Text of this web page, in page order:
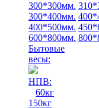
300*300мм.
300*400мм.
400*500мм.
600*800мм.
Бытовые
весы:
НПВ:
60кг
150кг